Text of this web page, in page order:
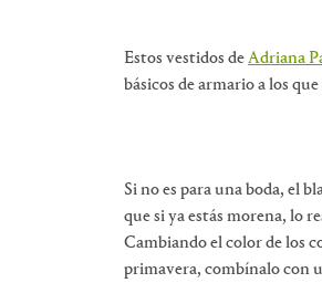
Estos vestidos deAdriana
básicos de armario a los
Si no es para una boda, el
que si ya estás morena, lo
Cambiando el color de los
primavera, combínalo con